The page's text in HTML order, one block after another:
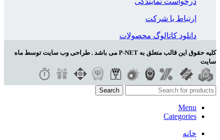
ارتباط با شرکت
دانلود کاتالوگ محصولات
کلیه حقوق این قالب متعلق به P-NET می باشد . طراحی وب سایت توسط ماه
سایت
Search
Menu
Categories
خانه